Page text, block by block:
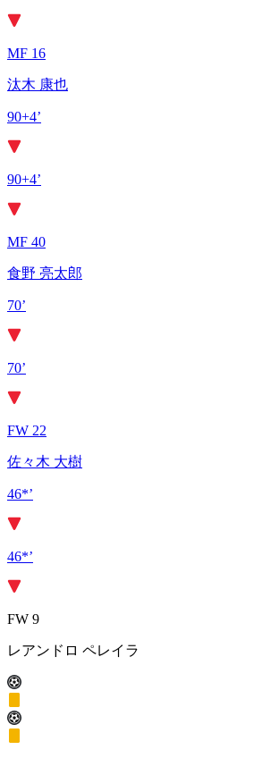
MF 16
汰木 康也
90+4’
90+4’
MF 40
食野 亮太郎
70’
70’
FW 22
佐々木 大樹
46*’
46*’
FW 9
レアンドロ ペレイラ